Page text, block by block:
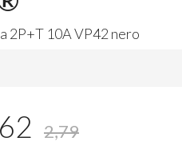
2P+T 10A VP42 nero
2,79